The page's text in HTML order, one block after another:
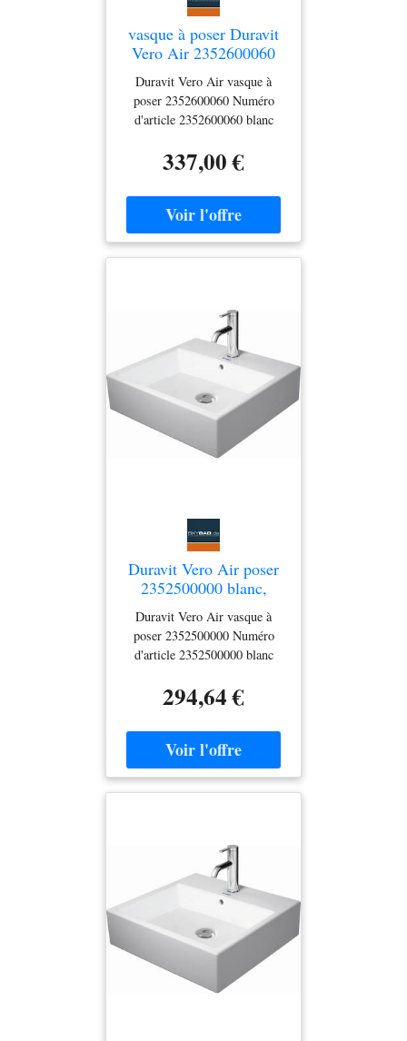
vasque à poser Duravit
Vero Air 2352600060
arrière vitrée, sans trou
pour robinet
Duravit Vero Air vasque à
poser 2352600060 Numéro
d'article 2352600060 blanc
trop-plein Paroi arrière vitrée
sol Fixation incluse
337,00 €
Duravit Vero Air poser
2352500000 blanc,
vitrée, avec trou pour
robinetterie
Duravit Vero Air vasque à
poser 2352500000 Numéro
d'article 2352500000 blanc
trop-plein Paroi arrière vitrée
sol Fixation incluse
294,64 €